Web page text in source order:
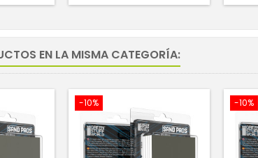
EN LA MISMA CATEGORÍA:
-10% -10%